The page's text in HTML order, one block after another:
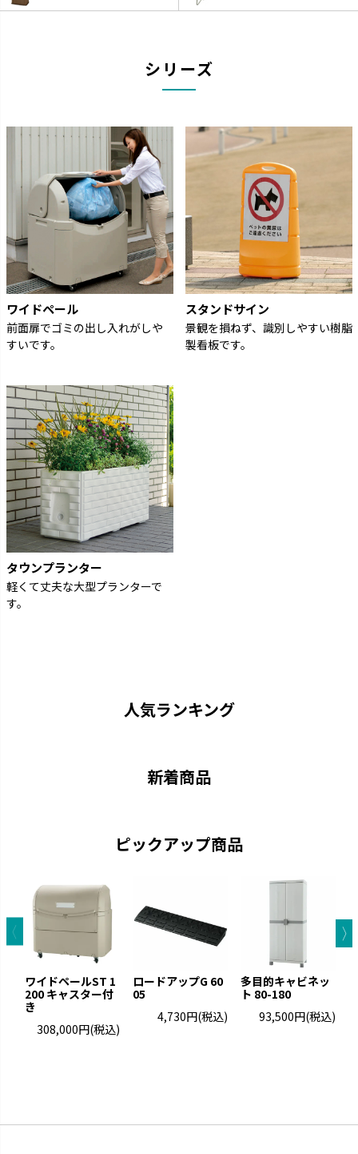
シリーズ
ワイドペール
前面扉でゴミの出し入れがしや
すいです。
スタンドサイン
景観を損ねず、識別しやすい樹脂
製看板です。
タウンプランター
軽くて丈夫な大型プランターで
す。
人気ランキング
新着商品
ピックアップ商品
ワイドペールST 1
200 キャスター付
き
308,000円(税込)
ロードアップG 60
05
4,730円(税込)
多目的キャビネッ
ト 80-180
93,500円(税込)